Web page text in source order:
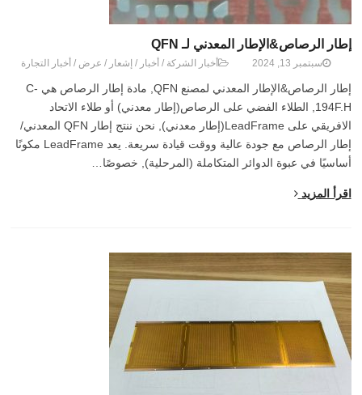
إطار الرصاص&الإطار المعدني لـ QFN
سبتمبر 13, 2024 أخبار الشركة / أخبار / إشعار / عرض / أخبار التجارة
إطار الرصاص&الإطار المعدني لمصنع QFN, مادة إطار الرصاص هي C-
194F.H, الطلاء الفضي على الرصاص(إطار معدني) أو طلاء الاتحاد
الافريقي على LeadFrame(إطار معدني), نحن ننتج إطار QFN المعدني/
إطار الرصاص مع جودة عالية ووقت قيادة سريعة. يعد LeadFrame مكونًا
أساسيًا في عبوة الدوائر المتكاملة (المرحلية), خصوصًا…
اقرأ المزيد